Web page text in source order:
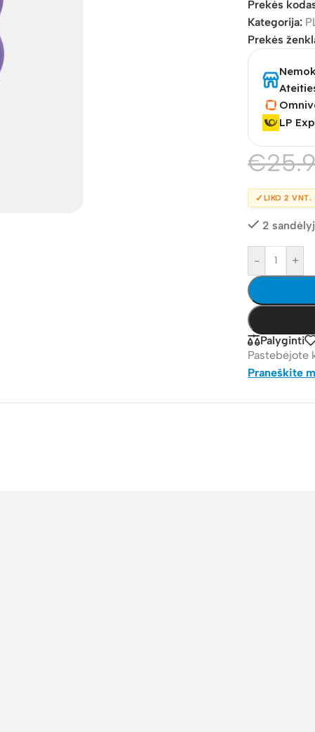
Prekės
Kategorija:
Prekės
LP
€
✓ LIKO 2 VNT.
2
- +
Palyginti
Pastebėjote
Praneškite